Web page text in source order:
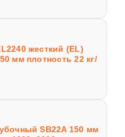
жесткий (EL)
мм плотность 22 кг/
SB22A 150 мм